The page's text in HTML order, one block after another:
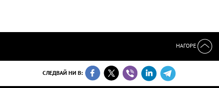
НАГОРЕ
СЛЕДВАЙ НИ В: